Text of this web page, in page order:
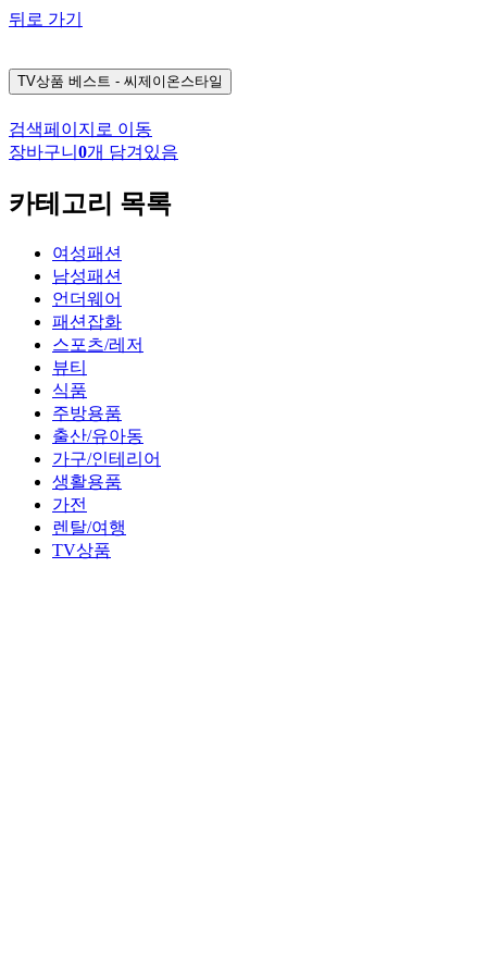
뒤로 가기
TV상품 베스트 - 씨제이온스타일
검색페이지로 이동
장바구니 0개 담겨있음
카테고리 목록
여성패션
남성패션
언더웨어
패션잡화
스포츠/레저
뷰티
식품
주방용품
출산/유아동
가구/인테리어
생활용품
가전
렌탈/여행
TV상품